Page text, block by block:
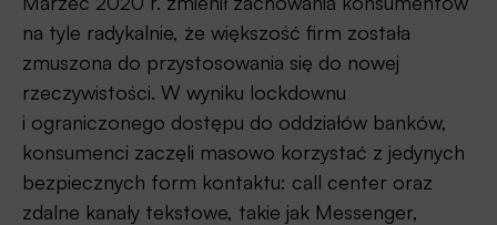
na tyle radykalnie, że większość firm została
zmuszona do przystosowania się do nowej
rzeczywistości. W wyniku lockdownu
i ograniczonego dostępu do oddziałów banków,
konsumenci zaczęli masowo korzystać z jedynych
bezpiecznych form kontaktu: call center oraz
zdalne kanały tekstowe, takie jak Messenger,